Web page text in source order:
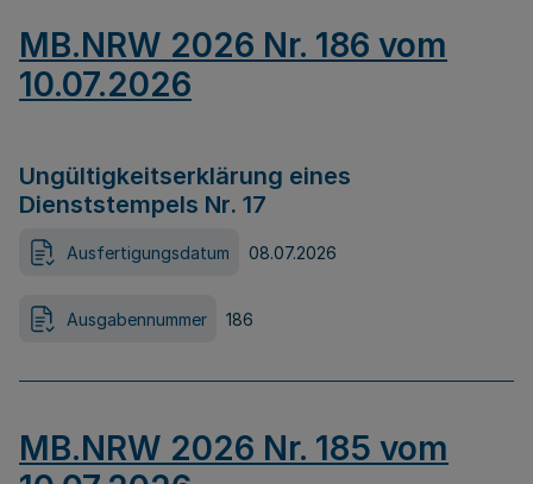
MB.NRW 2026 Nr. 186 vom
10.07.2026
Ungültigkeitserklärung eines
Dienststempels Nr. 17
Ausfertigungsdatum 08.07.2026
Ausgabennummer 186
MB.NRW 2026 Nr. 185 vom